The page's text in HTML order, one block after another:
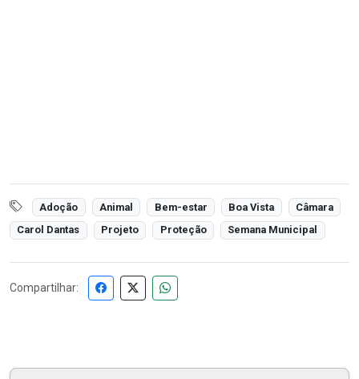
Adoção Animal Bem-estar Boa Vista
Câmara
Carol Dantas
Projeto Proteção Semana Municipal
Compartilhar: